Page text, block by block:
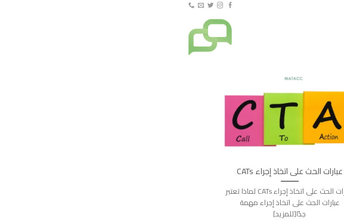
عبارات الحث على اتخاذ إجراء CATs
عبارات الحث على اتخاذ إجراء CATs لماذا تعتبر
عبارات الحث على اتخاذ إجراء مهمة
جدًا[للمزيد]